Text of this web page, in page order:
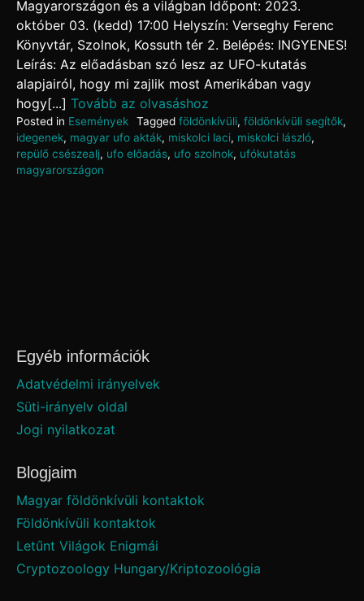
Magyarországon és a világban Időpont: 2023.
október 03. (kedd) 17:00 Helyszín: Verseghy Ferenc
Könyvtár, Szolnok, Kossuth tér 2. Belépés: INGYENES!
Leírás: Az előadásban szó lesz az UFO-kutatás
alapjairól, hogy mi zajlik most Amerikában vagy
hogy[...] Tovább az olvasáshoz
Posted in Események Tagged földönkívüli, földönkívüli segítők,
idegenek, magyar ufo akták, miskolci laci, miskolci lászló,
repülő csészealj, ufo előadás, ufo szolnok, ufókutatás
magyarországon
Egyéb információk
Adatvédelmi irányelvek
Süti-irányelv oldal
Jogi nyilatkozat
Blogjaim
Magyar földönkívüli kontaktok
Földönkívüli kontaktok
Letűnt Világok Enigmái
Cryptozoology Hungary/Kriptozoológia